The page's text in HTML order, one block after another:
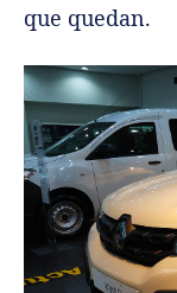
que quedan.